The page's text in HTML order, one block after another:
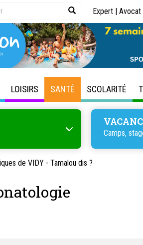
Expert | Avocat
LOISIRS SANTÉ SCOLARITÉ
Camps,
de VIDY - Tamalou dis ?